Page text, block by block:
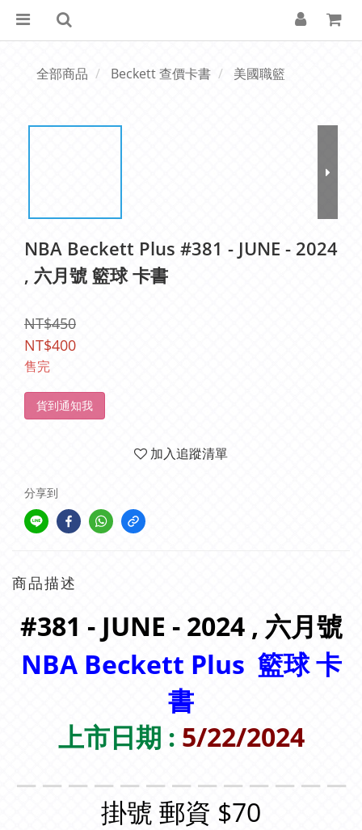
全部商品 Beckett 查價卡書 美國職籃
NBA Beckett Plus #381 - JUNE - 2024
, 六月號 籃球 卡書
NT$450
NT$400
售完
貨到通知我
加入追蹤清單
分享到
商品描述
#381 - JUNE - 2024 , 六月號
NBA Beckett Plus 籃球 卡
書
上市日期 : 5/22/2024
掛號 郵資 $70